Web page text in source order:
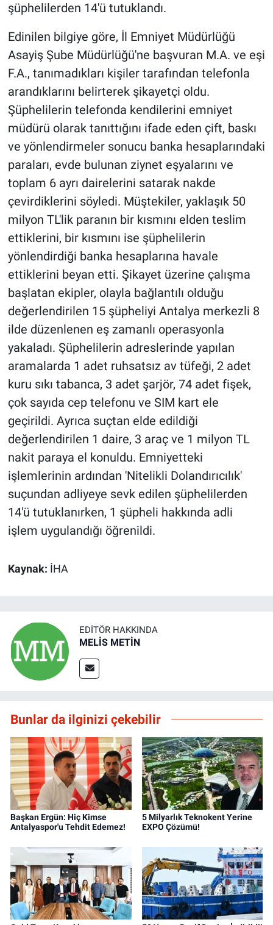
şüphelilerden 14'ü tutuklandı.
Edinilen bilgiye göre, İl Emniyet Müdürlüğü
Asayiş Şube Müdürlüğü'ne başvuran M.A. ve eşi
F.A., tanımadıkları kişiler tarafından telefonla
arandıklarını belirterek şikayetçi oldu.
Şüphelilerin telefonda kendilerini emniyet
müdürü olarak tanıttığını ifade eden çift, baskı
ve yönlendirmeler sonucu banka hesaplarındaki
paraları, evde bulunan ziynet eşyalarını ve
toplam 6 ayrı dairelerini satarak nakde
çevirdiklerini söyledi. Müştekiler, yaklaşık 50
milyon TL'lik paranın bir kısmını elden teslim
ettiklerini, bir kısmını ise şüphelilerin
yönlendirdiği banka hesaplarına havale
ettiklerini beyan etti. Şikayet üzerine çalışma
başlatan ekipler, olayla bağlantılı olduğu
değerlendirilen 15 şüpheliyi Antalya merkezli 8
ilde düzenlenen eş zamanlı operasyonla
yakaladı. Şüphelilerin adreslerinde yapılan
aramalarda 1 adet ruhsatsız av tüfeği, 2 adet
kuru sıkı tabanca, 3 adet şarjör, 74 adet fişek,
çok sayıda cep telefonu ve SIM kart ele
geçirildi. Ayrıca suçtan elde edildiği
değerlendirilen 1 daire, 3 araç ve 1 milyon TL
nakit paraya el konuldu. Emniyetteki
işlemlerinin ardından 'Nitelikli Dolandırıcılık'
suçundan adliyeye sevk edilen şüphelilerden
14'ü tutuklanırken, 1 şüpheli hakkında adli
işlem uygulandığı öğrenildi.
Kaynak: İHA
EDITÖR HAKKINDA
MELİS METİN
Bunlar da ilginizi çekebilir
Başkan Ergün: Hiç Kimse
Antalyaspor'u Tehdit Edemez!
5 Milyarlık Teknokent Yerine
EXPO Çözümü!